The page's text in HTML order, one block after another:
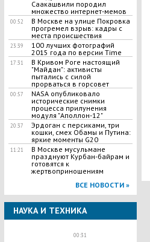
Саакашвили породил
множество интернет-мемов
00:52
В Москве на улице Покровка
прогремел взрыв: кадры с
места происшествия
23:39
100 лучших фотографий
2015 года по версии Time
17:31
В Кривом Роге настоящий
"Майдан": активисты
пытались с силой
прорваться в горсовет
00:57
NASA опубликовало
исторические снимки
процесса прилунения
модуля "Аполлон-12"
20:37
Эрдоган с персиками, три
кошки, смех Обамы и Путина:
яркие моменты G20
11:21
В Москве мусульмане
празднуют Курбан-байрам и
готовятся к
жертвоприношениям
ВСЕ НОВОСТИ »
НАУКА И ТЕХНИКА
00:31